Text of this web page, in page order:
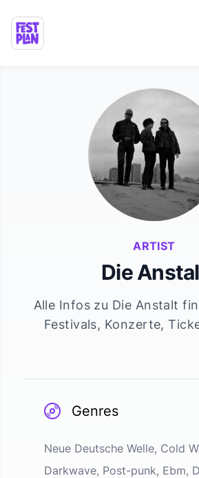
ARTIST
Die
Alle Infos zu Die Anstalt
Festivals, Konzerte,
Genres
Neue Deutsche Welle, Cold
Darkwave, Post-punk, Ebm,